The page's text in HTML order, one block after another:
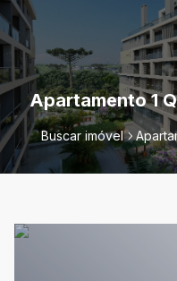
Apartamento 1
Buscar imóvel